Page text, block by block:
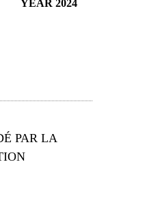
YEAR 2024
PAR LA